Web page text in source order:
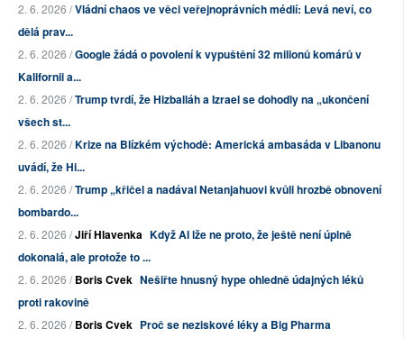
2. 6. 2026 /Vládní chaos ve věci veřejnoprávních médií: Levá neví, co
dělá prav...
2. 6. 2026 /Google žádá o povolení k vypuštění 32 milionů komárů v
Kalifornii a...
2. 6. 2026 /Trump tvrdí, že Hizballáh a Izrael se dohodly na „ukončení
všech st...
2. 6. 2026 /Krize na Blízkém východě: Americká ambasáda v Libanonu
uvádí, že Hi...
2. 6. 2026 /Trump „křičel a nadával Netanjahuovi kvůli hrozbě obnovení
bombardo...
2. 6. 2026 /Jiří Hlavenka Když AI lže ne proto, že ještě není úplně
dokonalá, ale protože to ...
2. 6. 2026 /Boris Cvek Nešiřte hnusný hype ohledně údajných léků
proti rakovině
2. 6. 2026 /Boris Cvek Proč se neziskové léky a Big Pharma